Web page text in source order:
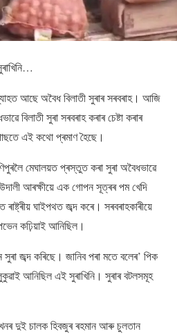
আছে অবৈধ বিলাতী সুৰাৰ সৰবৰাহ। আজি
বিলাতী সুৰা সৰবৰাহ কৰাৰ চেষ্টা কৰাৰ
এই কথো প্ৰমাণ হৈছে।
মেঘালয়ত প্ৰস্তুত কৰা সুৰা অবৈধভাৱে
উদালী আৰক্ষীয়ে এক গোপন সূত্ৰৰ পম খেদি
ঘাইপথত জব্দ কৰে। সৰবৰাহকাৰীয়ে
কঢ়িয়াই আনিছিল।
সুৰা জব্দ কৰিছে। জানিব পৰা মতে বলেৰ’ পিক
আনিছিল এই সুৰাখিনি। সুৰাৰ বটলসমূহ
দুই চালক হিবজুৰ ৰহমান আৰু চুলতান